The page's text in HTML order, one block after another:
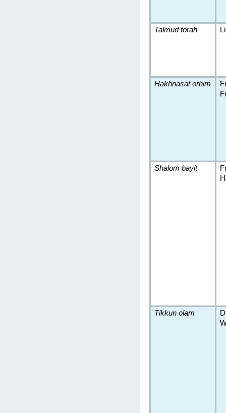
Talmud torah
Hakhnasat orhim
Shalom bayit
Tikkun olam